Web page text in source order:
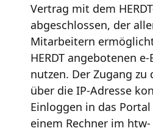
Vertrag mit dem
abgeschlossen, der
Mitarbeitern
HERDT angebotenen
nutzen. Der Zugang zu
über die IP-Adresse
Einloggen in das
einem Rechner im